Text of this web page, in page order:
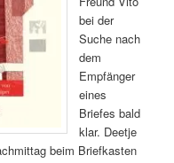
bei der
Suche nach
dem
Empfänger
eines
Briefes bald
klar. Deetje
beim Briefkasten